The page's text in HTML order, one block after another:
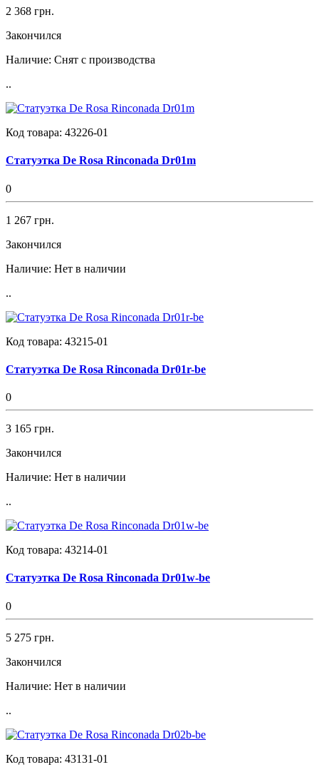
2 368 грн.
Закончился
Наличие: Снят с производства
..
Код товара: 43226-01
Статуэтка De Rosa Rinconada Dr01m
0
1 267 грн.
Закончился
Наличие: Нет в наличии
..
Код товара: 43215-01
Статуэтка De Rosa Rinconada Dr01r-be
0
3 165 грн.
Закончился
Наличие: Нет в наличии
..
Код товара: 43214-01
Статуэтка De Rosa Rinconada Dr01w-be
0
5 275 грн.
Закончился
Наличие: Нет в наличии
..
Код товара: 43131-01